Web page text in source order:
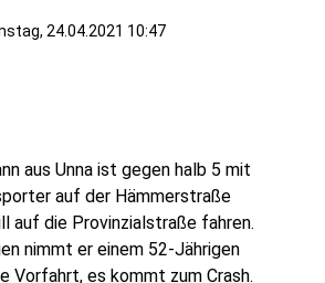
24.04.2021 10:47
aus Unna ist gegen halb 5 mit
auf der Hämmerstraße
auf die Provinzialstraße fahren.
nimmt er einem 52-Jährigen
Vorfahrt, es kommt zum Crash.